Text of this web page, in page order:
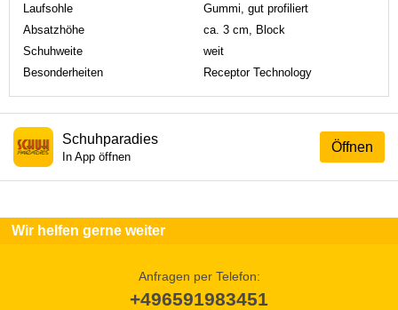
Laufsohle
Gummi, gut profiliert
Absatzhöhe
ca. 3 cm, Block
Schuhweite
weit
Besonderheiten
Receptor Technology
Öffnen
Schuhparadies
In App öffnen
Wir helfen gerne weiter
Anfragen per Telefon:
+496591983451